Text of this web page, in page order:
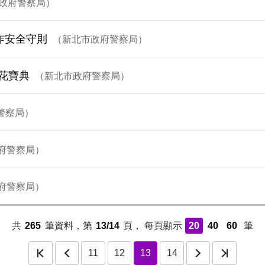
府警察局
全守則 新北市政府警察局
寶典 新北市政府警察局
察局
警察局
警察局
共 265 筆資料，第 13/14 頁，每頁顯示 20 40 60 筆
11 12 13 14
下一頁 最後一頁